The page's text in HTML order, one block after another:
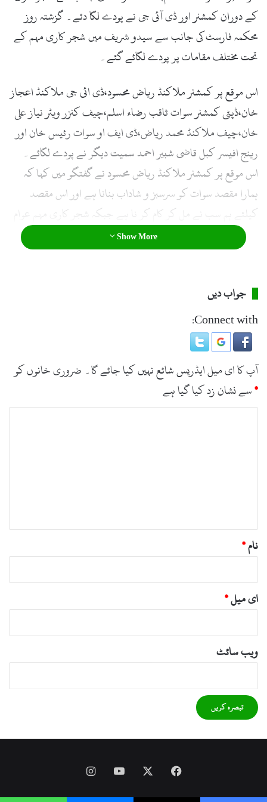
کے دوران کمشنر اور ڈی آئی جی نے پودے لگا دئے۔ گزشتہ روز
محکمہ فارسٹ کی جانب سے سیدو شریف میں شجر کاری مہم کے
تحت مختلف مقامات پر پودے لگائے گئے۔
اس موقع پر کمشنر ملاکنڈ ریاض محسود،ڈی ائی جی ملاکنڈ اعجاز
خان،ڈپٹی کمشنر سوات ثاقب رضاء اسلم،چیف کنزر ویٹر نیاز علی
خان،چیف ملاکنڈ محمد ریاض،ڈی ایف او سوات رئیس خان اور
رینج افیسر کبل قاضی شبیر احمد سمیت دیگر نے پودے لگائے۔
اس موقع پر کمشنر ملاکنڈ ریاض محسود نے گفتگو میں کہا کہ
ہمارا مقصد سوات کو سرسبز و شاداب بنانا ہے اور اس مقصد
کیلئے ہم سب نے مل کر کام کر نا ہے جبکہ شجر کاری مہم عوام
کے اعتماد کے بغیر کامیاب بنانا نا ممکن ہے۔
پودے لگا کر ماحول کو آلودگی سے بچایا جائیں۔
Show More
جواب دیں
Connect with:
آپ کا ای میل ایڈریس شائع نہیں کیا جائے گا۔ ضروری خانوں کو
*سے نشان زد کیا گیا ہے
نام*
ای میل*
ویب‌ سائٹ
Facebook
YouTube